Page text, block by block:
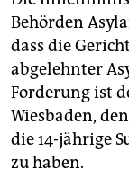
unterstützen
abo
genossenschaft
epaper login
Behörden
dass die
abgelehnter
Forderung ist
Wiesbaden,
die 14-jährige
zu haben.